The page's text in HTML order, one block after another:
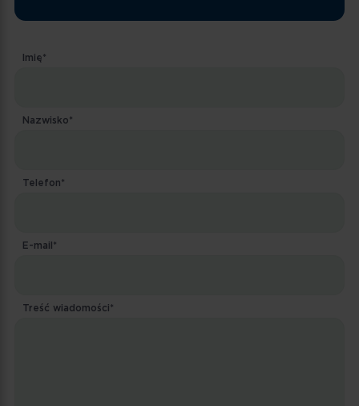
Imię*
Nazwisko*
Telefon*
E-mail*
Treść wiadomości*